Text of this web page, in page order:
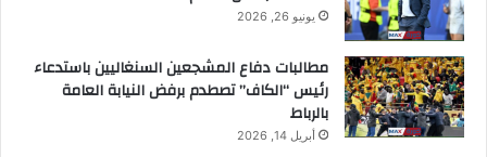
يونيو 26, 2026
مطالبات دفاع المشجعين السنغاليين باستدعاء
رئيس “الكاف” تصطدم برفض النيابة العامة
بالرباط
أبريل 14, 2026